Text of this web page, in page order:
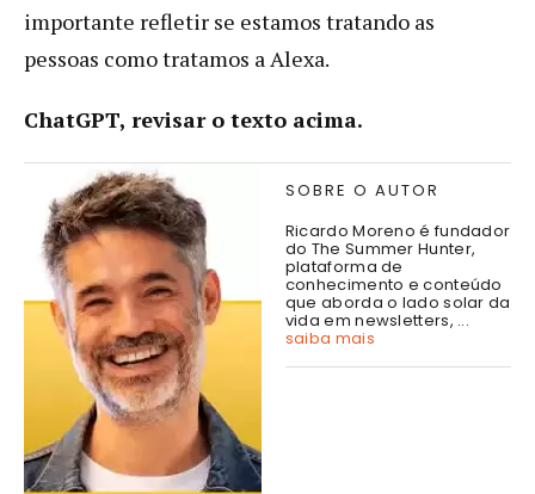
importante refletir se estamos tratando as
pessoas como tratamos a Alexa.
ChatGPT, revisar o texto acima.
SOBRE O AUTOR
Ricardo Moreno é fundador
do The Summer Hunter,
plataforma de
conhecimento e conteúdo
que aborda o lado solar da
vida em newsletters, ...
saiba mais